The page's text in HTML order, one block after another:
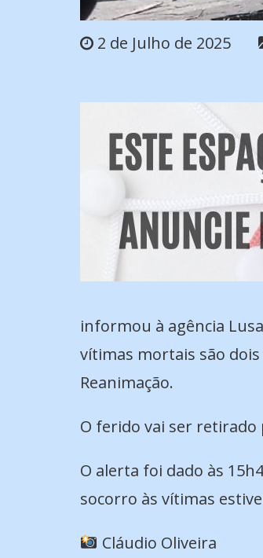
2 de Julho de 2025
informou à agência
vítimas mortais são
Reanimação.
O ferido vai ser retirado
O alerta foi dado às
socorro às vítimas
Cláudio Oliveira